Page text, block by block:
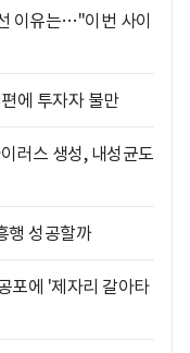
이유는…"이번 사이
에 투자자 불만
러스 생성, 내성균도
행 성공할까
포에 '제자리 갈아타